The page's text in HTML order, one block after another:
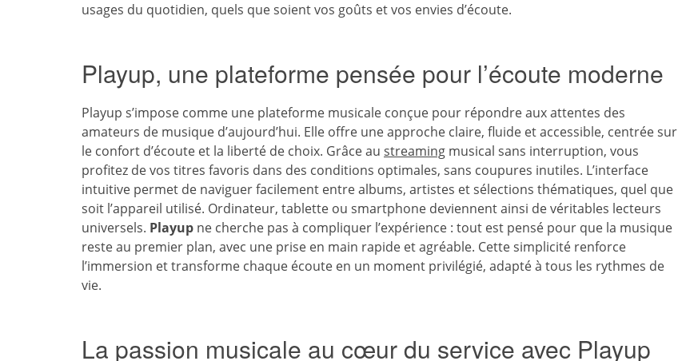
usages du quotidien, quels que soient vos goûts et vos envies d’écoute.
Playup, une plateforme pensée pour l’écoute moderne
Playup s’impose comme une plateforme musicale conçue pour répondre aux attentes des
amateurs de musique d’aujourd’hui. Elle offre une approche claire, fluide et accessible, centrée sur
le confort d’écoute et la liberté de choix. Grâce au streaming musical sans interruption, vous
profitez de vos titres favoris dans des conditions optimales, sans coupures inutiles. L’interface
intuitive permet de naviguer facilement entre albums, artistes et sélections thématiques, quel que
soit l’appareil utilisé. Ordinateur, tablette ou smartphone deviennent ainsi de véritables lecteurs
universels. Playup ne cherche pas à compliquer l’expérience : tout est pensé pour que la musique
reste au premier plan, avec une prise en main rapide et agréable. Cette simplicité renforce
l’immersion et transforme chaque écoute en un moment privilégié, adapté à tous les rythmes de
vie.
La passion musicale au cœur du service avec Playup